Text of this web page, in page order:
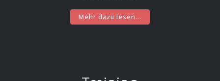
Mehr dazu lesen...